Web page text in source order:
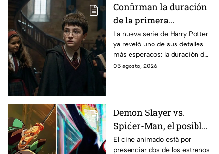
Confirman la duración
de la primera
temporada de Harry
Potter y emocionará a
los fans de los libros
La nueva serie de Harry Potter
ya reveló uno de sus detalles
más esperados: la duración de
la primera temporada basada
05 agosto, 2026
Demon Slayer vs.
Spider-Man, el posible
gran enfrentamiento
El cine animado está por
presenciar dos de los estrenos